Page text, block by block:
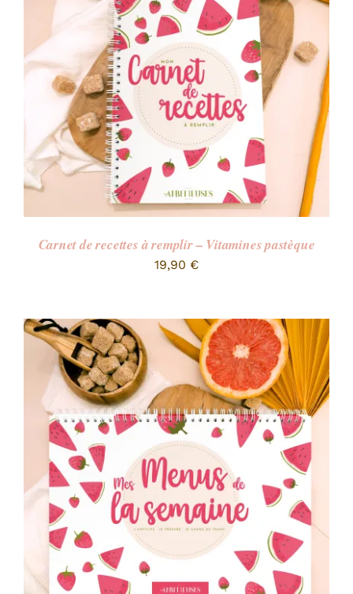
Carnet de recettes à remplir – Vitamines pastèque
19,90 €